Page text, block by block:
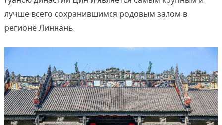
лучше всего сохранившимся родовым залом в
регионе Линнань.